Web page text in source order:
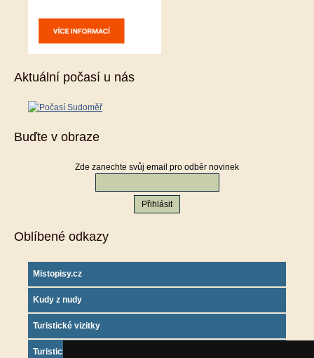
Aktuální počasí u nás
Buďte v obraze
Zde zanechte svůj email pro odběr novinek
Oblíbené odkazy
Mistopisy.cz
Kudy z nudy
Turistické vizitky
Turistický deník